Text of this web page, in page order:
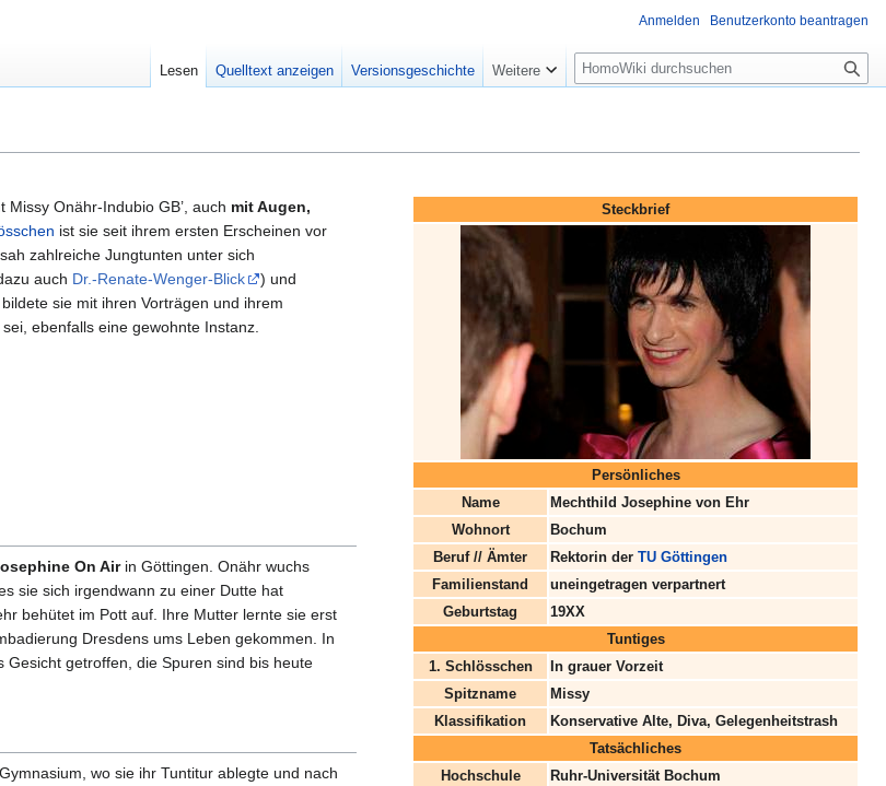
Steckbrief
Persönliches
Name
Mechthild Josephine von Ehr
Wohnort
Bochum
Beruf // Ämter
Rektorin der TU Göttingen
Familienstand
uneingetragen verpartnert
Geburtstag
19XX
Tuntiges
1. Schlösschen
In grauer Vorzeit
Spitzname
Missy
Klassifikation
Konservative Alte, Diva, Gelegenheitstrash
Tatsächliches
Hochschule
Ruhr-Universität Bochum
Missy Onähr-Indubio GB’, auch mit Augen,
ist sie seit ihrem ersten Erscheinen vor
zahlreiche Jungtunten unter sich
auch Dr.-Renate-Wenger-Blick
) und
bildete sie mit ihren Vorträgen und ihrem
ebenfalls eine gewohnte Instanz.
On Airin Göttingen. Onähr wuchs
sie sich irgendwann zu einer Dutte hat
behütet im Pott auf. Ihre Mutter lernte sie erst
Dresdens ums Leben gekommen. In
getroffen, die Spuren sind bis heute
wo sie ihr Tuntitur ablegte und nach
Anmelden Benutzerkonto beantragen
Lesen Quelltext anzeigen Versionsgeschichte Weitere
Suche